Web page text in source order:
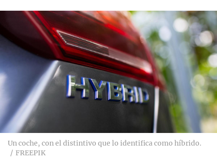
Un coche, con el distintivo que lo identifica como híbrido.
FREEPIK